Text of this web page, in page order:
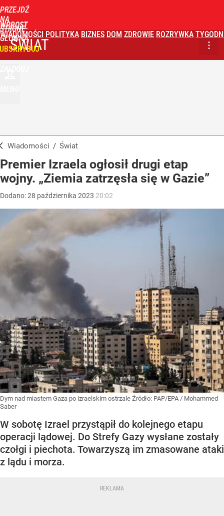
PRZEJDŹ
NA
STRONĘ
GŁÓWNĄ
WPROST
WIADOMOŚCI POLITYKA BIZNES DOM ZDROWIE ROZRYWKA
ŚWIAT
Wiadomości / Świat
Premier Izraela ogłosił drugi etap
wojny. „Ziemia zatrzęsła się w Gazie”
Dodano:28 października 2023 20:02
Dym nad miastem Gaza po izraelskim ostrzale Źródło: PAP/EPA / Mohammed
Saber
W sobotę Izrael przystąpił do kolejnego etapu
operacji lądowej. Do Strefy Gazy wysłane zostały
czołgi i piechota. Towarzyszą im zmasowane ataki
z lądu i morza.